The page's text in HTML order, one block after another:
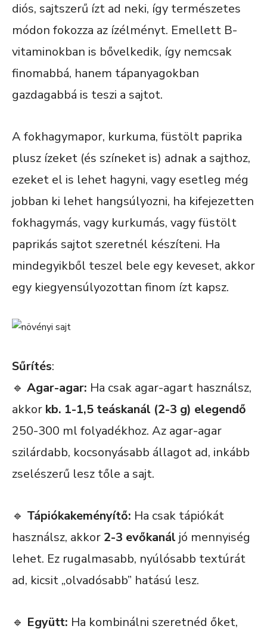
diós, sajtszerű ízt ad neki, így természetes
módon fokozza az ízélményt. Emellett B-
vitaminokban is bővelkedik, így nemcsak
finomabbá, hanem tápanyagokban
gazdagabbá is teszi a sajtot.
A fokhagymapor, kurkuma, füstölt paprika
plusz ízeket (és színeket is) adnak a sajthoz,
ezeket el is lehet hagyni, vagy esetleg még
jobban ki lehet hangsúlyozni, ha kifejezetten
fokhagymás, vagy kurkumás, vagy füstölt
paprikás sajtot szeretnél készíteni. Ha
mindegyikből teszel bele egy keveset, akkor
egy kiegyensúlyozottan finom ízt kapsz.
Sűrítés:
🔹 Agar-agar: Ha csak agar-agart használsz,
akkor kb. 1-1,5 teáskanál (2-3 g) elegendő
250-300 ml folyadékhoz. Az agar-agar
szilárdabb, kocsonyásabb állagot ad, inkább
zselészerű lesz tőle a sajt.
🔹 Tápiókakeményítő: Ha csak tápiókát
használsz, akkor 2-3 evőkanál jó mennyiség
lehet. Ez rugalmasabb, nyúlósabb textúrát
ad, kicsit „olvadósabb” hatású lesz.
🔹 Együtt: Ha kombinálni szeretnéd őket,